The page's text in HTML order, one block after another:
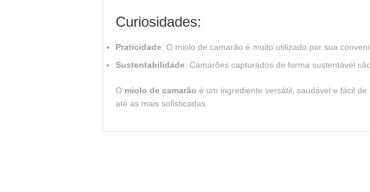
Curiosidades:
Praticidade: O miolo de camarão é muito utilizado por sua
Sustentabilidade: Camarões capturados de forma sustentável
O miolo de camarão é um ingrediente versátil, saudável e fácil
até as mais sofisticadas.